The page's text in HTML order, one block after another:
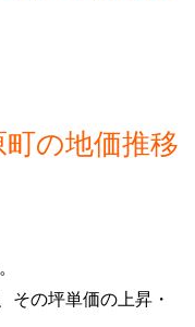
の地価推移
その坪単価の上昇・